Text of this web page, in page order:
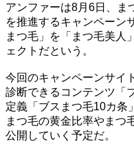
アンファーは8月6日、ま
を推進するキャンペーン
まつ毛」を「まつ毛美人
ェクトだという。
今回のキャンペーンサイ
診断できるコンテンツ「
定義「ブスまつ毛10カ条
まつ毛の黄金比率やまつ
公開していく予定だ。